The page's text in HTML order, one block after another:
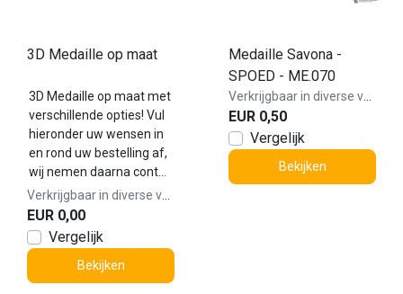
3D Medaille op maat
3D Medaille op maat met
verschillende opties! Vul
hieronder uw wensen in
en rond uw bestelling af,
wij nemen daarna cont...
EUR 0,00
Vergelijk
Bekijken
Medaille Savona -
SPOED - ME.070
EUR 0,50
Vergelijk
Bekijken